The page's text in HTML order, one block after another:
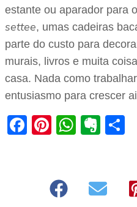
estante ou aparador para
settee, umas cadeiras
parte do custo para
murais, livros e muita
casa. Nada como
entusiasmo para crescer
Facebook
Pinterest